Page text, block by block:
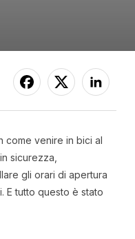
come venire in bici al
sicurezza,
gli orari di apertura
E tutto questo è stato